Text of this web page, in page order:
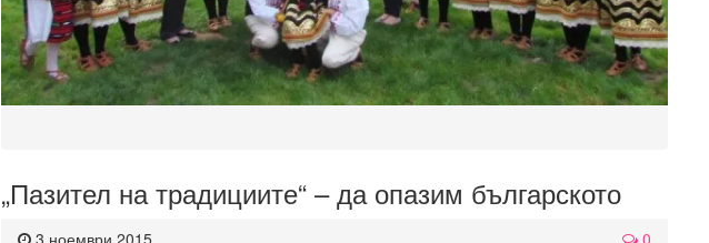
„Пазител на традициите“ – да опазим българското
3 ноември 2015 0